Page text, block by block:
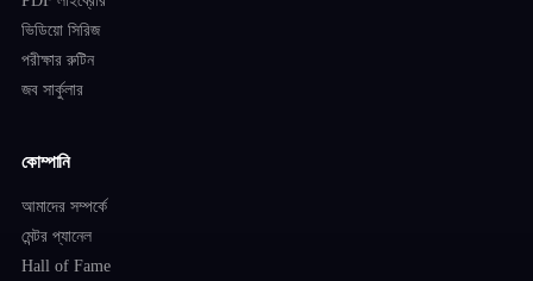
ভিডিয়ো সিরিজ
পরীক্ষার রুটিন
জব সার্কুলার
কোম্পানি
আমাদের সম্পর্কে
মেন্টর প্যানেল
Hall of Fame